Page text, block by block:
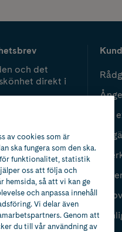
och det
direkt i
Vår
av cookies som är
ska fungera som den ska.
funktionalitet, statistik
oss att följa och
hemsida, så att vi kan ge
och anpassa innehåll
Vi delar även
Genom att
du till vår användning av